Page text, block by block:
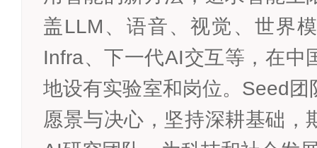
盖LLM、语音、视觉、世界
Infra、下一代AI交互等，在中
地设有实验室和岗位。Seed
愿景与决心，坚持深耕基础，